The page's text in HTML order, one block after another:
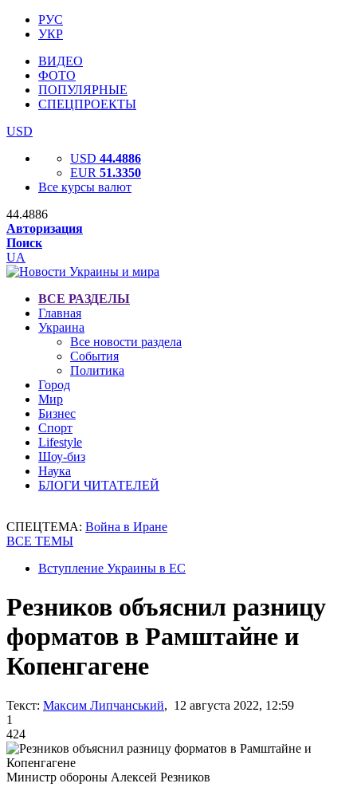
РУС
УКР
ВИДЕО
ФОТО
ПОПУЛЯРНЫЕ
СПЕЦПРОЕКТЫ
USD
USD 44.4886
EUR 51.3350
Все курсы валют
44.4886
Авторизация
Поиск
UA
ВСЕ РАЗДЕЛЫ
Главная
Украина
Все новости раздела
События
Политика
Город
Мир
Бизнес
Спорт
Lifestyle
Шоу-биз
Наука
БЛОГИ ЧИТАТЕЛЕЙ
СПЕЦТЕМА: Война в Иране
ВСЕ ТЕМЫ
Вступление Украины в ЕС
Резников объяснил разницу
форматов в Рамштайне и
Копенгагене
Текст: Максим Липчанський, 12 августа 2022, 12:59
1
424
Министр обороны Алексей Резников